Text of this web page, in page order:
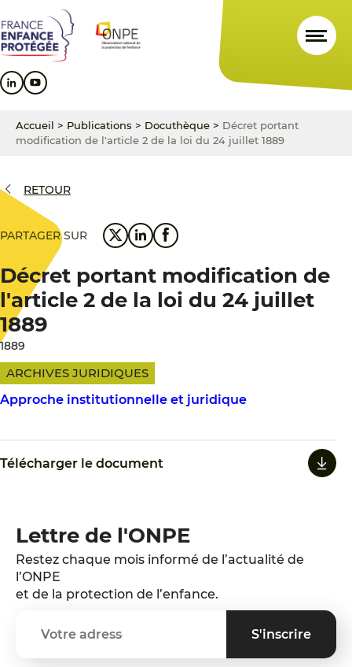
au
contenu
principal
au
menu
principal
au
pied
de
Accueil > Publications > Docuthèque > Décret portant
modification de l'article 2 de la loi du 24 juillet 1889
RETOUR
PARTAGER SUR
Décret portant modification de
l'article 2 de la loi du 24 juillet
1889
1889
ARCHIVES JURIDIQUES
Approche institutionnelle et juridique
Télécharger le document
Lettre de l'ONPE
Restez chaque mois informé de l’actualité de
l’ONPE
et de la protection de l’enfance.